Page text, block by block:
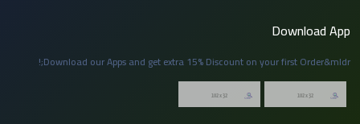
Download App
Download our Apps and get extra 15% Discount on your first Order&mldr;!